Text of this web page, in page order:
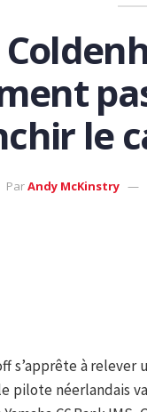
le
ParAndy McKinstry
s’apprête à
pilote néerlandais